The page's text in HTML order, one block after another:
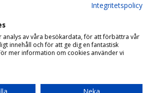
Integritetspolicy
analys av våra besökardata, för att förbättra vår
innehåll och för att ge dig en fantastisk
mer information om cookies använder vi